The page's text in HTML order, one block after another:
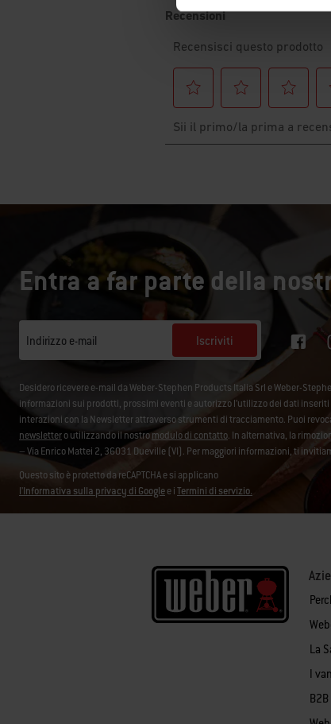
Entra a far parte della
Indirizzo e-mail Iscriviti
Desidero ricevere e-mail da Weber-Stephen Products Italia Srl e Weber-
informazioni sui prodotti, prossimi eventi e autorizzo l’utilizzo dei dati
interazioni con la Newsletter attraverso strumenti di tracciamento. Puoi
newslettero utilizzando il nostromodulo di contatto. In alternativa, la
– Via Enrico Mattei 2, 36031 Dueville (VI). Per maggiori informazioni, ti
Questo sito è protetto da reCAPTCHA e si applicano
l'Informativa sulla privacy di Googlee iTermini di servizio.
La
I
B2B